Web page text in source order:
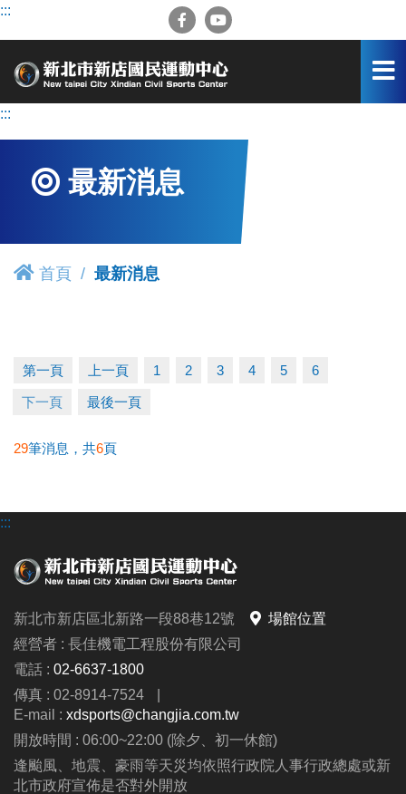
跳
容
:::
:::
最新消息
首頁 最新消息
第一頁 上一頁 1 2 3 4 5 6
下一頁 最後一頁
29筆消息，共6頁
:::
新北市新店區北新路一段88巷12號
場館位置
經營者 : 長佳機電工程股份有限公司
電話 : 02-6637-1800
傳真 : 02-8914-7524
E-mail : xdsports@changjia.com.tw
開放時間 : 06:00~22:00 (除夕、初一休館)
逢颱風、地震、豪雨等天災均依照行政院人事行政總處或新
北市政府宣佈是否對外開放